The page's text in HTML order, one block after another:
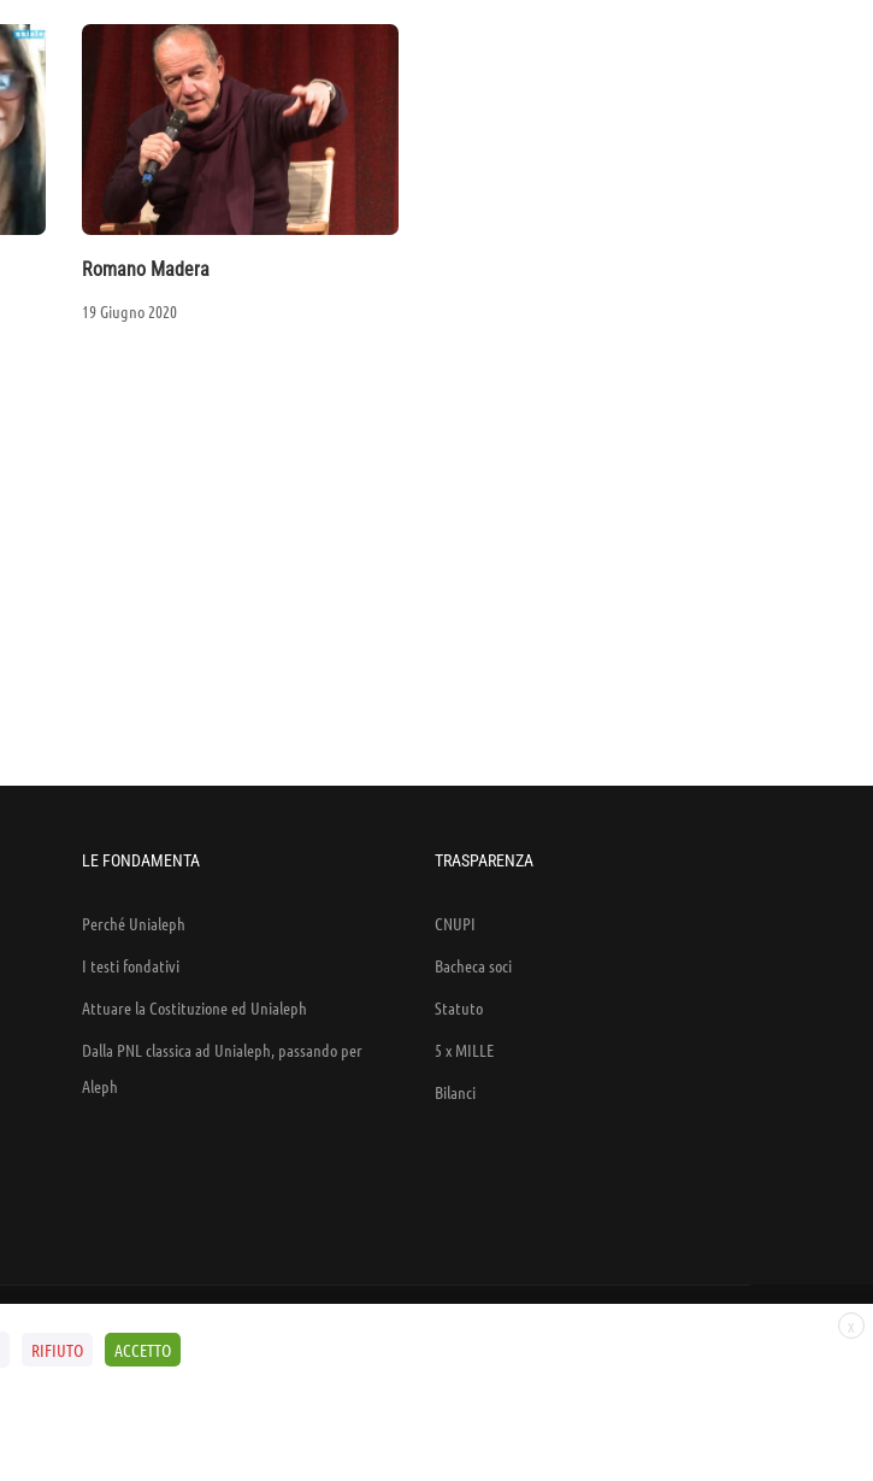
Romano Madera
19 Giugno 2020
LE FONDAMENTA
Perché Unialeph
I testi fondativi
Attuare la Costituzione ed Unialeph
Dalla PNL classica ad Unialeph, passando per
Aleph
TRASPARENZA
CNUPI
Bacheca soci
Statuto
5 x MILLE
Bilanci
X
RIFIUTO ACCETTO